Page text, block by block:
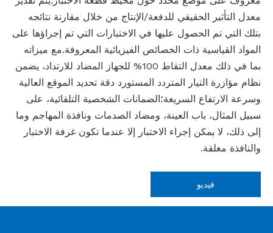
معدل التأثير الحقيقي للدفعة/الإنتاج من خلال مقارنة نتائجه
بتلك التي تم الحصول عليها في الاختبارات التي تم إجراؤها على
المواد القياسية ذات الخصائص الفيزيائية المعروفة.مع ميزاته
بما في ذلك معدل التقاط 100% للجهاز المضاد للارتداد، يضمن
نظام مؤازرة التيار المتردد المستورد دقة تحديد الموقع العالية
وسرعة الارتفاع السريعة؛الضمانات الشخصية التلقائية، على
سبيل المثال، باب العينة، ومضاد الصدمات ونافذة المهاجم وما
إلى ذلك، لا يمكن إجراء الاختبار إلا عندما تكون غرفة الاختبار
والنافذة مغلقة.
فيديو